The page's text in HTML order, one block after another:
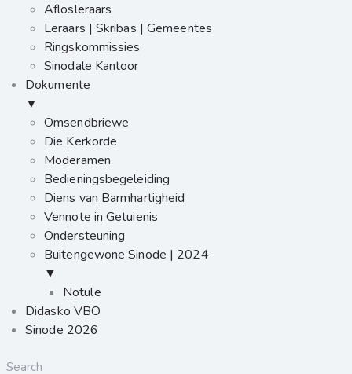
Aflosleraars
Leraars | Skribas | Gemeentes
Ringskommissies
Sinodale Kantoor
Dokumente
▼
Omsendbriewe
Die Kerkorde
Moderamen
Bedieningsbegeleiding
Diens van Barmhartigheid
Vennote in Getuienis
Ondersteuning
Buitengewone Sinode | 2024
▼
Notule
Didasko VBO
Sinode 2026